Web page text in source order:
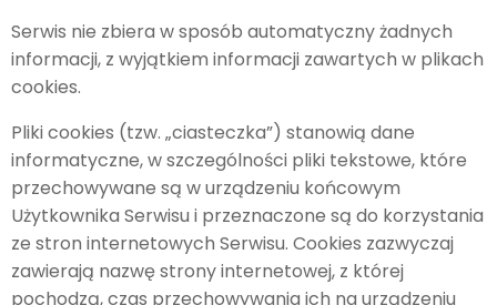
Serwis nie zbiera w sposób automatyczny żadnych
informacji, z wyjątkiem informacji zawartych w plikach
cookies.
Pliki cookies (tzw. „ciasteczka”) stanowią dane
informatyczne, w szczególności pliki tekstowe, które
przechowywane są w urządzeniu końcowym
Użytkownika Serwisu i przeznaczone są do korzystania
ze stron internetowych Serwisu. Cookies zazwyczaj
zawierają nazwę strony internetowej, z której
pochodzą, czas przechowywania ich na urządzeniu